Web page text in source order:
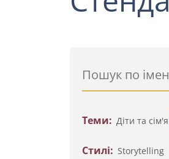
Теми: Діти та сім'я
Стилі: Storytelling